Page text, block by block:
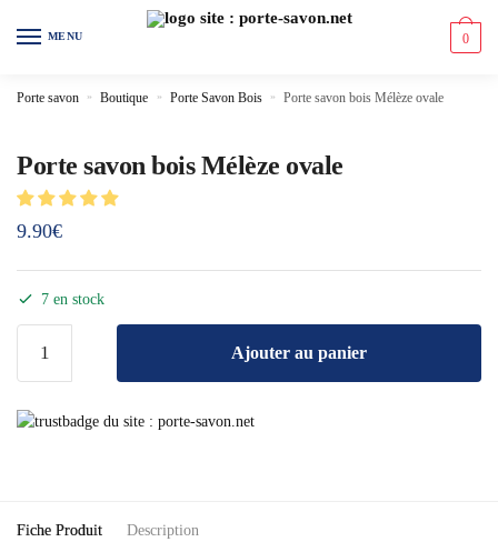
MENU 0
Porte savon » Boutique » Porte Savon Bois » Porte savon bois Mélèze ovale
Porte savon bois Mélèze ovale
9.90€
7 en stock
Ajouter au panier
Fiche Produit Description